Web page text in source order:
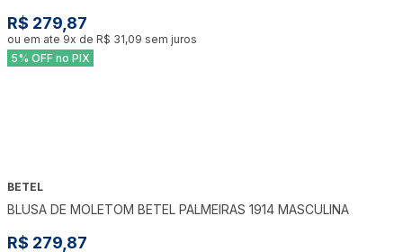
R$ 279,87
ou em ate 9x de R$ 31,09 sem juros
5% OFF no PIX
BETEL
BLUSA DE MOLETOM BETEL PALMEIRAS 1914 MASCULINA
R$ 279,87